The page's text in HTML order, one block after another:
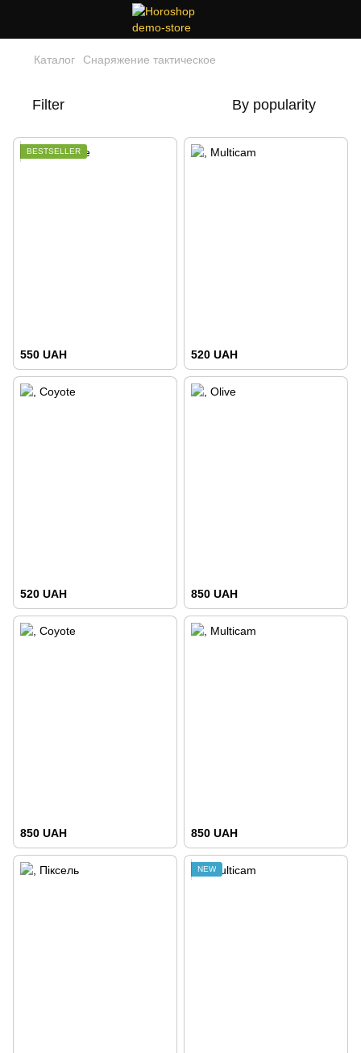
Каталог Снаряжение тактическое
Filter By popularity
BESTSELLER
550 UAH 520 UAH
520 UAH 850 UAH
850 UAH 850 UAH
NEW